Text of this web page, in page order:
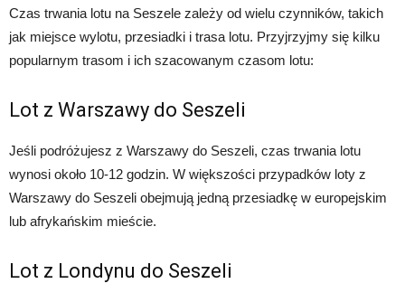
Czas trwania lotu na Seszele zależy od wielu czynników, takich
jak miejsce wylotu, przesiadki i trasa lotu. Przyjrzyjmy się kilku
popularnym trasom i ich szacowanym czasom lotu:
Lot z Warszawy do Seszeli
Jeśli podróżujesz z Warszawy do Seszeli, czas trwania lotu
wynosi około 10-12 godzin. W większości przypadków loty z
Warszawy do Seszeli obejmują jedną przesiadkę w europejskim
lub afrykańskim mieście.
Lot z Londynu do Seszeli